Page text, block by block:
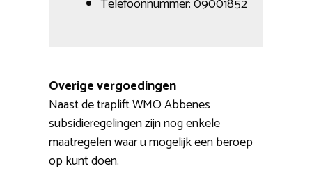
Telefoonnummer: 09001852
Overige vergoedingen
Naast de traplift WMO Abbenes
subsidieregelingen zijn nog enkele
maatregelen waar u mogelijk een beroep
op kunt doen.